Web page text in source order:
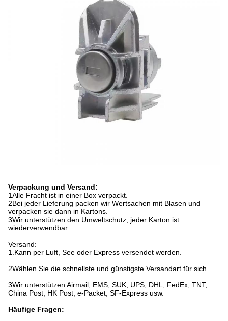
Verpackung und Versand:
1Alle Fracht ist in einer Box verpackt.
2Bei jeder Lieferung packen wir Wertsachen mit Blasen und
verpacken sie dann in Kartons.
3Wir unterstützen den Umweltschutz, jeder Karton ist
wiederverwendbar.
Versand:
1.Kann per Luft, See oder Express versendet werden.
2Wählen Sie die schnellste und günstigste Versandart für sich.
3Wir unterstützen Airmail, EMS, SUK, UPS, DHL, FedEx, TNT,
China Post, HK Post, e-Packet, SF-Express usw.
Häufige Fragen: